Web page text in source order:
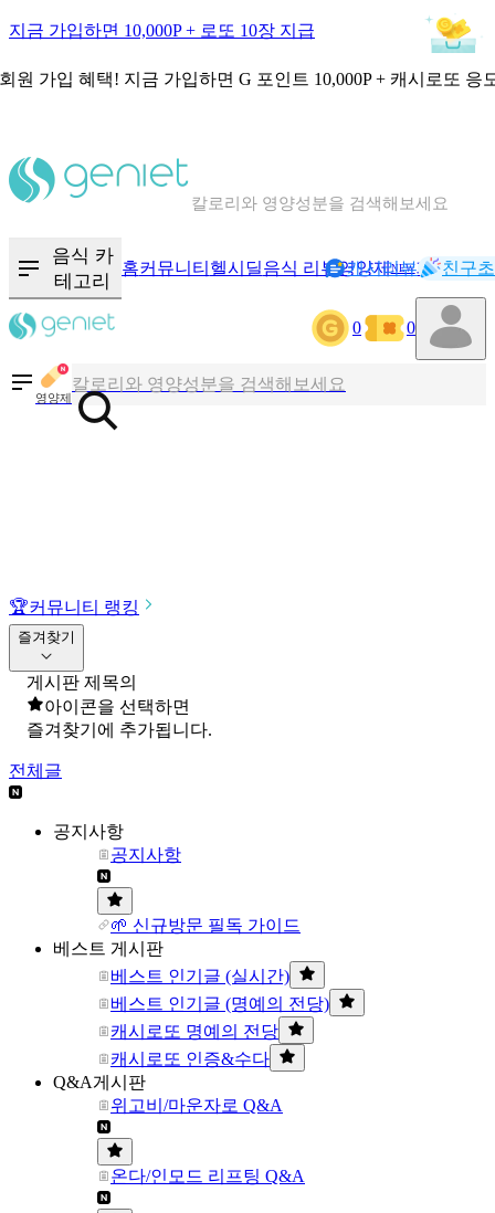
지금 가입하면 10,000P + 로또 10장 지급
원 가입 혜택! 지금 가입하면 G 포인트 10,000P + 캐시로또 응
혈당 · 다이어트 음식 검색해보세요
음식 카
테고리
홈커뮤니티 헬시딜음식 리뷰영양제NEW기록
캐시리뷰 친구
0 0
영양제
칼로리와 영양성분을 검색해보세요
혈당 · 다이어트 음식 검색해보세요
음식 · 영양제 리뷰를 찾아보세요
🏆커뮤니티 랭킹
즐겨찾기
게시판 제목의
아이콘을 선택하면
즐겨찾기에 추가됩니다.
전체글
공지사항
공지사항
🌱 신규방문 필독 가이드
베스트 게시판
베스트 인기글 (실시간)
베스트 인기글 (명예의 전당)
캐시로또 명예의 전당
캐시로또 인증&수다
Q&A게시판
위고비/마운자로 Q&A
온다/인모드 리프팅 Q&A